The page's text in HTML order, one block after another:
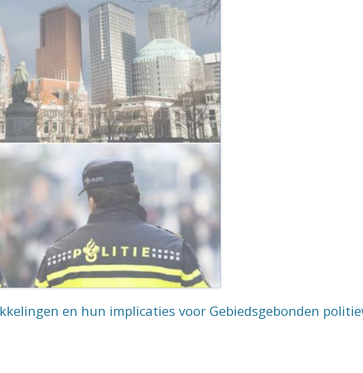
en hun implicaties voor Gebiedsgebonden